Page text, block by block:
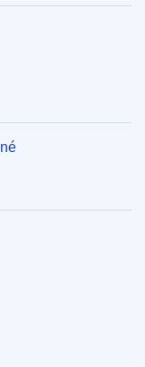
Iné